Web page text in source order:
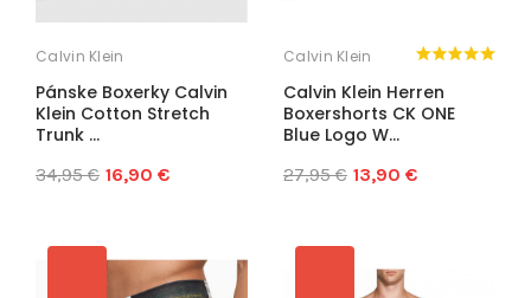
Calvin Klein
Pánske Boxerky Calvin
Klein Cotton Stretch
Trunk ...
34,95 € 16,90 €
Calvin Klein
Calvin Klein Herren
Boxershorts CK ONE
Blue Logo W...
27,95 € 13,90 €